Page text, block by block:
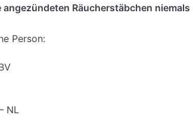
angezündeten Räucherstäbchen
Person:
NL